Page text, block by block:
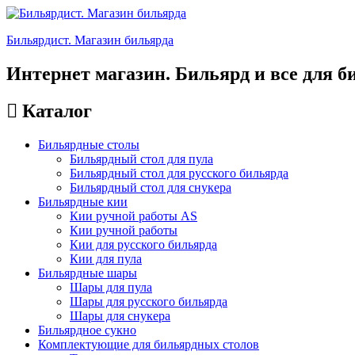
Бильярдист. Магазин бильярда
Интернет магазин. Бильярд и все для
Каталог
Бильярдные столы
Бильярдный стол для пула
Бильярдный стол для русского бильярда
Бильярдный стол для снукера
Бильярдные кии
Кии ручной работы AS
Кии ручной работы
Кии для русского бильярда
Кии для пула
Бильярдные шары
Шары для пула
Шары для русского бильярда
Шары для снукера
Бильярдное сукно
Комплектующие для бильярдных столов